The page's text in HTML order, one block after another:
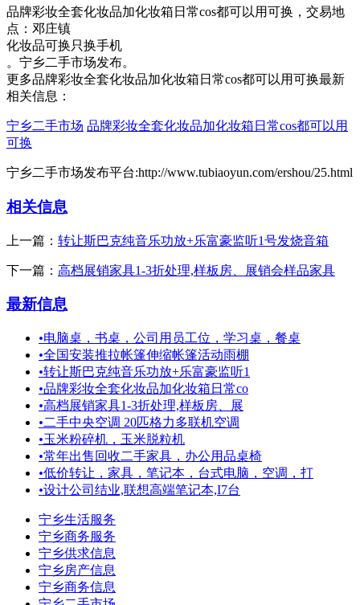
品牌彩妆全套化妆品加化妆箱日常cos都可以用可换， 交易地
点： 邓庄镇
化妆品可换只换手机​‌‌
。宁乡二手市场发布。
更多品牌彩妆全套化妆品加化妆箱日常cos都可以用可换最新
相关信息：
宁乡二手市场 品牌彩妆全套化妆品加化妆箱日常cos都可以用
可换
宁乡二手市场发布平台:http://www.tubiaoyun.com/ershou/25.html
相关信息
上一篇： 转让斯巴克纯音乐功放+乐富豪监听1号发烧音箱
下一篇： 高档展销家具1-3折处理,样板房、展销会样品家具
最新信息
•电脑桌，书桌，公司用员工位，学习桌，餐桌
•全国安装推拉帐篷伸缩帐篷活动雨棚
•转让斯巴克纯音乐功放+乐富豪监听1
•品牌彩妆全套化妆品加化妆箱日常co
•高档展销家具1-3折处理,样板房、展
•二手中央空调 20匹格力多联机空调
•玉米粉碎机，玉米脱粒机
•常年出售回收二手家具，办公用品桌椅
•低价转让，家具，笔记本，台式电脑，空调，打
•设计公司结业,联想高端笔记本,I7台
宁乡生活服务
宁乡商务服务
宁乡供求信息
宁乡房产信息
宁乡商务信息